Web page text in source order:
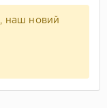
, наш новий